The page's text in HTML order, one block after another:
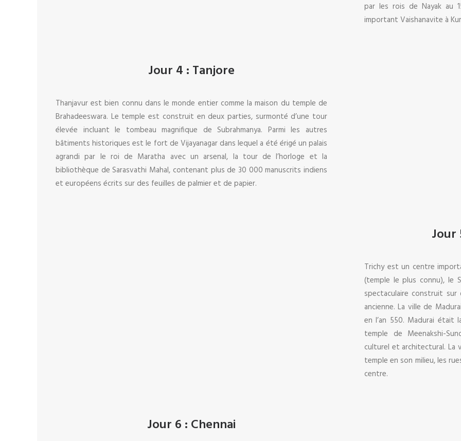
par les rois de Nayak au
important Vaishanavite à
Jour 4 : Tanjore
Thanjavur est bien connu dans le monde entier comme la maison du temple de
Brahadeeswara. Le temple est construit en deux parties, surmonté d’une tour
élevée incluant le tombeau magnifique de Subrahmanya. Parmi les autres
bâtiments historiques est le fort de Vijayanagar dans lequel a été érigé un palais
agrandi par le roi de Maratha avec un arsenal, la tour de l’horloge et la
bibliothèque de Sarasvathi Mahal, contenant plus de 30 000 manuscrits indiens
et européens écrits sur des feuilles de palmier et de papier.
Jour
Trichy est un centre
(temple le plus connu), le
spectaculaire construit
ancienne. La ville de
en l’an 550. Madurai était
temple de Meenakshi-
culturel et architectural. La
temple en son milieu, les
centre.
Jour 6 : Chennai